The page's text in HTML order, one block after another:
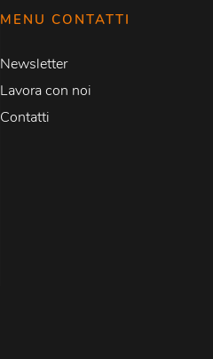
MENU CONTATTI
Newsletter
Lavora con noi
Contatti